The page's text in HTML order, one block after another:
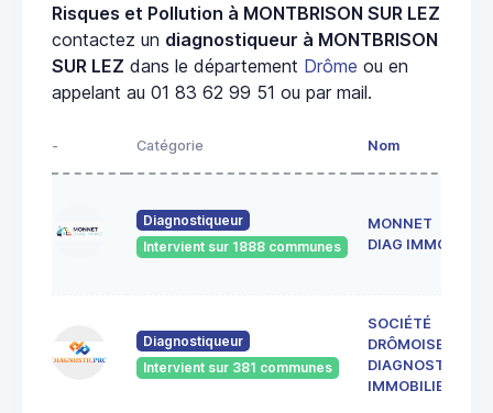
Risques et Pollution à MONTBRISON SUR LEZ
contactez un diagnostiqueur à MONTBRISON
SUR LEZ dans le département Drôme ou en
appelant au 01 83 62 99 51 ou par mail.
- Catégorie Nom
Diagnostiqueur
Intervient sur 1888 communes
MONNET
DIAG IMMO
Diagnostiqueur
Intervient sur 381 communes
SOCIÉTÉ
DRÔMOISE DE
DIAGNOSTICS
IMMOBILIERS